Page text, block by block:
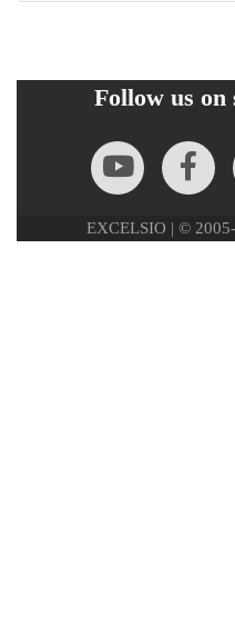
Follow us on
EXCELSIO | ©